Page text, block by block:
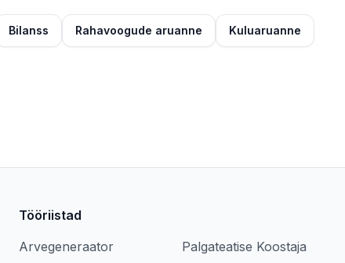
Bilanss Rahavoogude aruanne Kuluaruanne
Tööriistad
Arvegeneraator
Palgateatise Koostaja